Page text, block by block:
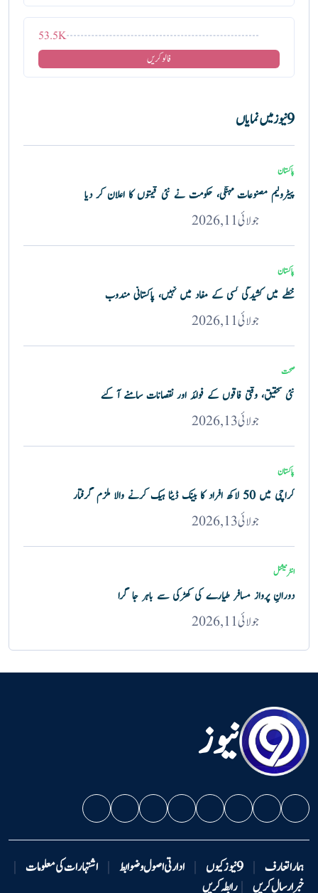
53.5K
فالو کریں
9 نیوز میں نمایاں
پاکستان
پیٹرولیم مصنوعات مہنگی، حکومت نے نئی قیمتوں کا اعلان کر دیا
جولائی 11, 2026
پاکستان
خطے میں کشیدگی کسی کے مفاد میں نہیں، پاکستانی مندوب
جولائی 11, 2026
صحت
نئی تحقیق، وقتی فاقوں کے فوائد اور نقصانات سامنے آ گئے
جولائی 13, 2026
پاکستان
کراچی میں 50 لاکھ افراد کا بینک ڈیٹا ہیک کرنے والا ملزم گرفتار
جولائی 13, 2026
انٹرنیشنل
دورانِ پرواز مسافر طیارے کی کھڑکی سے باہر جا گرا
جولائی 11, 2026
نیوز
ہمارا تعارف | 9 نیوزکیوں | ادارتی اصول و ضوابط | اشتہارات کی معلومات |
خبر ارسال کریں | رابطہ کریں